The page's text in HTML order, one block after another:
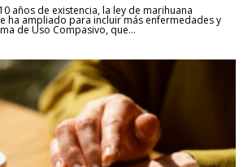
años de existencia, la ley de marihuana
ha ampliado para incluir más enfermedades y
de Uso Compasivo, que...